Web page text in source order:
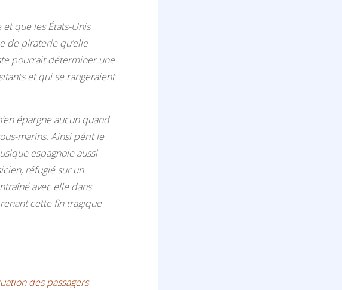
que les États-Unis
de piraterie qu’elle
pourrait déterminer une
et qui se rangeraient
épargne aucun quand
marins. Ainsi périt le
espagnole aussi
réfugié sur un
avec elle dans
cette fin tragique
des passagers